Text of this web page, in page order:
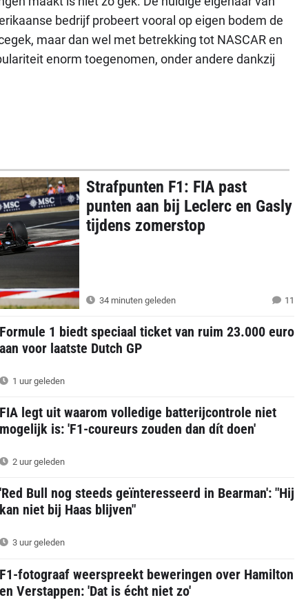
bedrijf probeert vooral op eigen bodem de
maar dan wel met betrekking tot NASCAR en
enorm toegenomen, onder andere dankzij
Strafpunten F1: FIA past
punten aan bij Leclerc en Gasly
tijdens zomerstop
34 minuten geleden 11
Formule 1 biedt speciaal ticket van ruim 23.000 euro
aan voor laatste Dutch GP
1 uur geleden
FIA legt uit waarom volledige batterijcontrole niet
mogelijk is: 'F1-coureurs zouden dan dít doen'
2 uur geleden
'Red Bull nog steeds geïnteresseerd in Bearman': "Hij
kan niet bij Haas blijven"
3 uur geleden
F1-fotograaf weerspreekt beweringen over Hamilton
en Verstappen: 'Dat is écht niet zo'